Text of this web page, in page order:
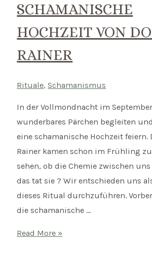
SCHAMANISCHE
HOCHZEIT VON
RAINER
Rituale,Schamanismus
In der Vollmondnacht im
wunderbares Pärchen begleiten
eine schamanische Hochzeit feiern.
Rainer kamen schon im Frühling
sehen, ob die Chemie zwischen
das tat sie ? Wir entschieden uns
dieses Ritual durchzuführen.
die schamanische …
Schamanische
Read More »